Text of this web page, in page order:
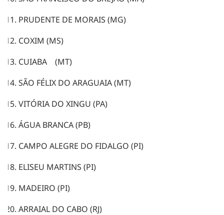
PRUDENTE DE MORAIS (MG)
COXIM (MS)
CUIABA (MT)
SÃO FÉLIX DO ARAGUAIA (MT)
VITÓRIA DO XINGU (PA)
ÁGUA BRANCA (PB)
CAMPO ALEGRE DO FIDALGO (PI)
ELISEU MARTINS (PI)
MADEIRO (PI)
ARRAIAL DO CABO (RJ)